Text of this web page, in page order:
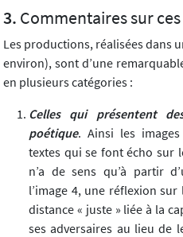
Commentaires sur
Les productions, réalisées dans
environ), sont d’une
en plusieurs catégories :
Celles qui présentent
poétique. Ainsi les
textes qui se font écho sur
n’a de sens qu’à partir
l’image 4, une réflexion
distance « juste » liée à la
ses adversaires au lieu de